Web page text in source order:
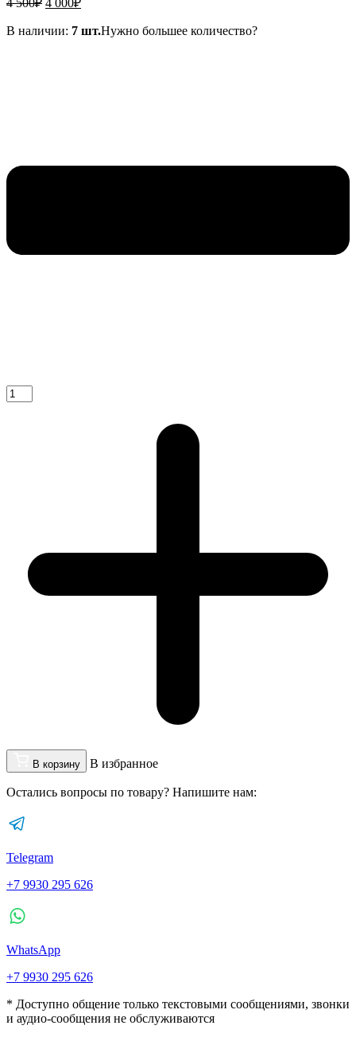
составляла
4
В наличии: 7 шт.Нужно большее количество?
В корзину В избранное
Остались вопросы по товару? Напишите нам:
Telegram
+7 9930 295 626
WhatsApp
+7 9930 295 626
* Доступно общение только текстовыми сообщениями, звонки
и аудио-сообщения не обслуживаются